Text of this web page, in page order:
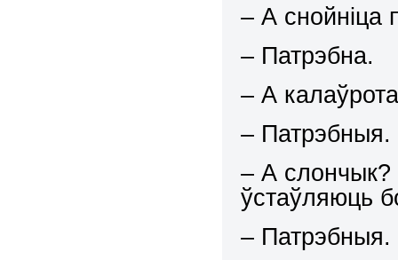
– А снойніца
– Патрэбна.
– А
– Патрэбныя.
– А слончык?
ўстаўляюць
– Патрэбныя.